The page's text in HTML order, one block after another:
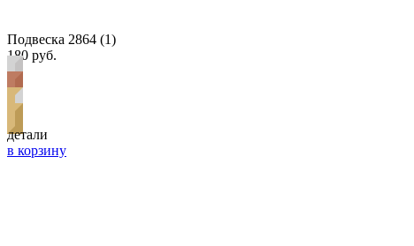
Подвеска 2864 (1)
180 руб.
детали
в корзину